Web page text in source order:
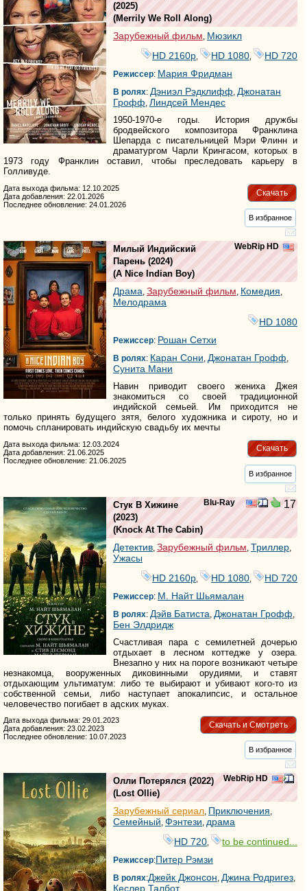
(2025)
(Merrily We Roll Along)
Зарубежный фильм, Мюзикл
HD 2160р
HD 1080 HD 720
Режиссер: Мария Фридман
В ролях: Дэниэл Рэдклифф, Джонатан
Грофф, Линдсей Мендес
1950-1970-е годы. История дружбы
бродвейского композитора Франклина
Шепарда с писательницей Мэри Флинн и
драматургом Чарли Крингасом, которых в
1973 году Франклин оставил, чтобы преследовать карьеру в
Голливуде.
Скачать
Дата выхода фильма: 12.10.2025
Дата добавления: 22.01.2026
Последнее обновление: 24.01.2026
В избранное
WebRip HD
Милый Индийский
Парень (2024)
(A Nice Indian Boy)
Драма, Зарубежный фильм, Комедия,
Мелодрама
HD 1080
Режиссер: Рошан Сетхи
В ролях: Каран Сони, Джонатан Грофф,
Сунита Мани
Навин приводит своего жениха Джея
знакомиться со своей традиционной
индийской семьей. Им приходится не
только принять будущего зятя, белого художника и сироту, но и
помочь спланировать индийскую свадьбу их мечты
Скачать
Дата выхода фильма: 12.03.2024
Дата добавления: 21.06.2025
Последнее обновление: 21.06.2025
В избранное
Blu-Ray 17
Стук В Хижине
(2023)
(Knock At The Cabin)
Детектив Зарубежный фильм Триллер
Ужасы
HD 2160р
HD 1080 HD 720
Режиссер: М. Найт Шьямалан
В ролях: Дэйв Батиста Джонатан Грофф
Бен Элдридж
Счастливая пара с семилетней дочерью
отдыхает в лесном коттедже у озера.
Внезапно у них на пороге возникают четыре
незнакомца, вооруженных диковинными орудиями, и ставят
отдыхающим ультиматум: либо те выбирают и убивают кого-то из
собственной семьи, либо наступает апокалипсис, и остальное
человечество погибает в адских муках.
Скачать и Смотреть
Дата выхода фильма: 29.01.2023
Дата добавления: 23.02.2023
Последнее обновление: 10.07.2023
В избранное
WebRip HD
Олли Потерялся (2022)
(Lost Ollie)
Зарубежный сериал, Приключения,
Семейный, Фэнтези, драма
HD 720, to be continued...
Режиссер:Питер Рэмзи
В ролях:Джейк Джонсон, Джина Родригез,
Кеслер Талбот